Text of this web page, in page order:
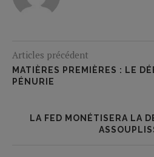
Articles précédent
MATIÈRES PREMIÈRES : LE
PÉNURIE
LA FED MONÉTISERA LA